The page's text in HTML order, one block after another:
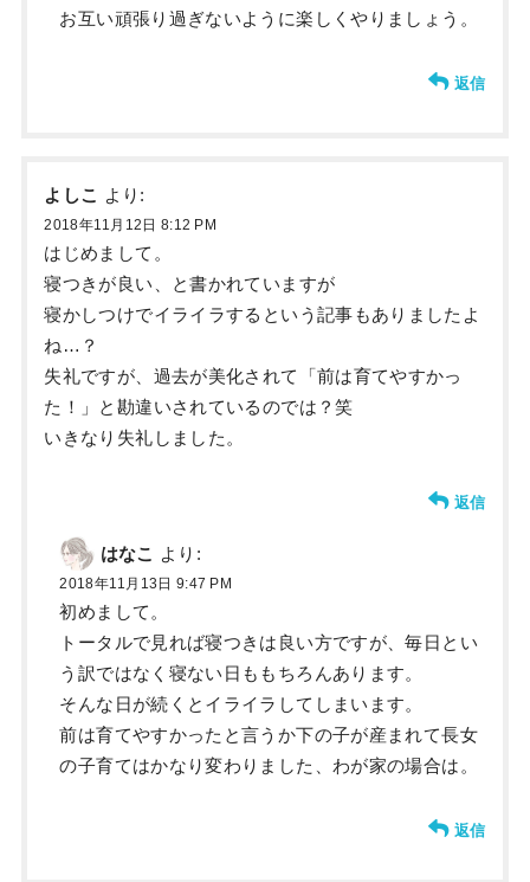
お互い頑張り過ぎないように楽しくやりましょう。
返信
よしこ より:
2018年11月12日 8:12 PM
はじめまして。
寝つきが良い、と書かれていますが
寝かしつけでイライラするという記事もありましたよ
ね…？
失礼ですが、過去が美化されて「前は育てやすかっ
た！」と勘違いされているのでは？笑
いきなり失礼しました。
返信
はなこ より:
2018年11月13日 9:47 PM
初めまして。
トータルで見れば寝つきは良い方ですが、毎日とい
う訳ではなく寝ない日ももちろんあります。
そんな日が続くとイライラしてしまいます。
前は育てやすかったと言うか下の子が産まれて長女
の子育てはかなり変わりました、わが家の場合は。
返信